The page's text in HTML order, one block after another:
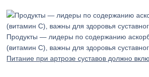
Продукты — лидеры по содержанию
(витамин С), важны для здоровья
Питание при артрозе суставов должно